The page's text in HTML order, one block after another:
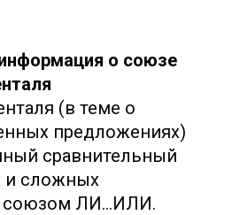
о союзе
(в теме о
предложениях)
сравнительный
и сложных
союзом ЛИ…ИЛИ.